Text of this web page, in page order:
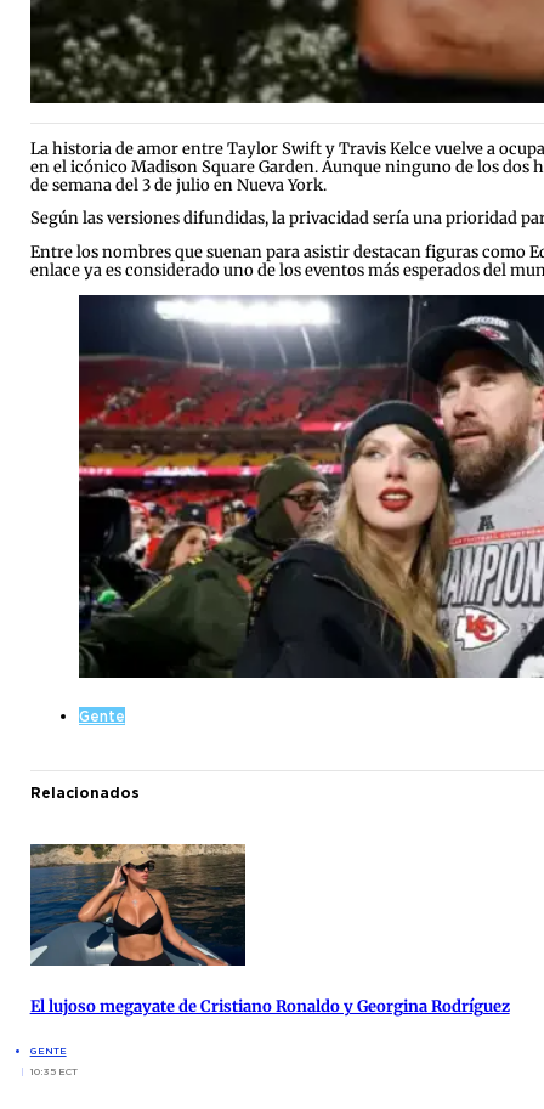
La historia de amor entre Taylor Swift y Travis Kelce vuelve a
en el icónico Madison Square Garden. Aunque ninguno de los
de semana del 3 de julio en Nueva York.
Según las versiones difundidas, la privacidad sería una prioridad
Entre los nombres que suenan para asistir destacan figuras como
enlace ya es considerado uno de los eventos más esperados del
Gente
Relacionados
El lujoso megayate de Cristiano Ronaldo y Georgina Rodríguez
GENTE
10:35 ECT